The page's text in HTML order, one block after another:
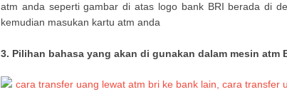
atm anda seperti gambar di atas logo bank BRI berada di
kemudian masukan kartu atm anda
3. Pilihan bahasa yang akan di gunakan dalam mesin atm